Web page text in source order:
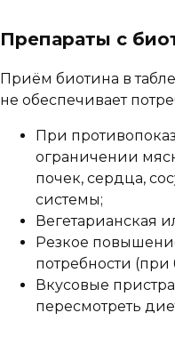
Препараты с
Приём биотина в
не обеспечивает
При
ограничении
почек, сердца,
системы;
Вегетарианская
Резкое
потребности
Вкусовые
пересмотреть